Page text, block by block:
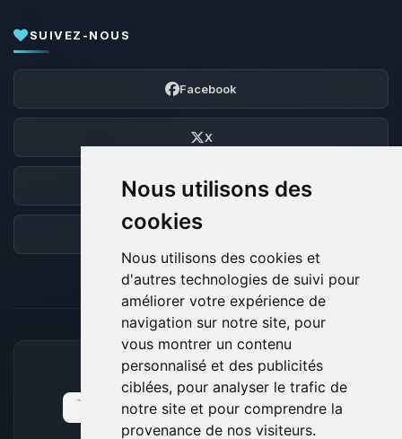
Nous utilisons des
cookies
Nous utilisons des cookies et
d'autres technologies de suivi pour
améliorer votre expérience de
navigation sur notre site, pour
vous montrer un contenu
personnalisé et des publicités
ciblées, pour analyser le trafic de
notre site et pour comprendre la
provenance de nos visiteurs.
SUIVEZ-NOUS
Facebook
X
Discord
Forum
MOYENS DE PAIEMENT ACCEPTÉS